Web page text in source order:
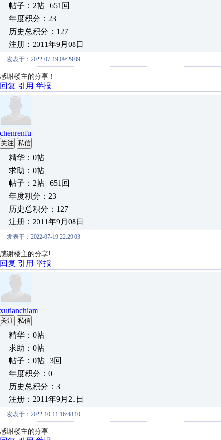
帖子：2帖 | 651回
年度积分：23
历史总积分：127
注册：2011年9月08日
发表于：2022-07-19 09:29:09
感谢楼主的分享！
回复 引用 举报
chenrenfu
关注 私信
精华：0帖
求助：0帖
帖子：2帖 | 651回
年度积分：23
历史总积分：127
注册：2011年9月08日
发表于：2022-07-19 22:29:03
感谢楼主的分享!
回复 引用 举报
xutianchiam
关注 私信
精华：0帖
求助：0帖
帖子：0帖 | 3回
年度积分：0
历史总积分：3
注册：2011年9月21日
发表于：2022-10-11 16:48:10
感谢楼主的分享